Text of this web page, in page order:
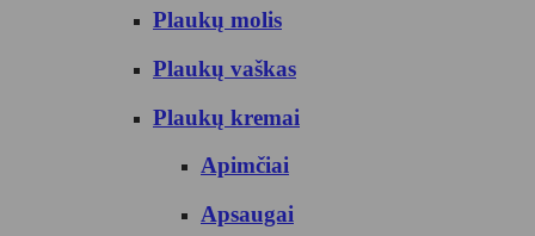
Plaukų molis
Plaukų vaškas
Plaukų kremai
Apimčiai
Apsaugai